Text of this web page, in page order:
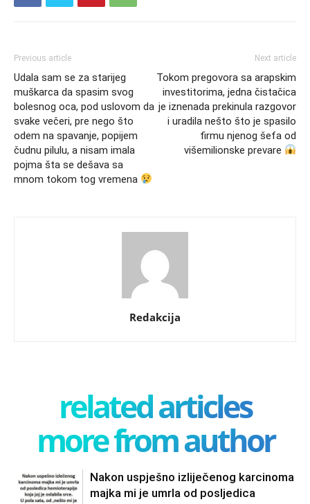
Previous article
Udala sam se za starijeg
muškarca da spasim svog
bolesnog oca, pod uslovom da
svake večeri, pre nego što
odem na spavanje, popijem
čudnu pilulu, a nisam imala
pojma šta se dešava sa
mnom tokom tog vremena
Next article
Tokom pregovora sa arapskim
investitorima, jedna čistačica
je iznenada prekinula razgovor
i uradila nešto što je spasilo
firmu njenog šefa od
višemilionske prevare
Redakcija
related articles
more from author
Nakon uspješno izliječenog karcinoma
majka mi je umrla od posljedica